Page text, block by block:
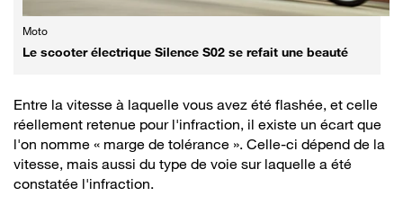
Moto
Le scooter électrique Silence S02 se refait une beauté
Entre la vitesse à laquelle vous avez été flashée, et celle
réellement retenue pour l'infraction, il existe un écart que
l'on nomme « marge de tolérance ». Celle-ci dépend de la
vitesse, mais aussi du type de voie sur laquelle a été
constatée l'infraction.